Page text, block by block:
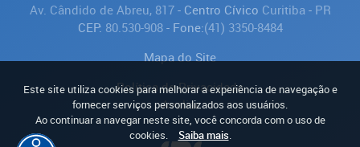
Av. Cândido de Abreu, 817- Centro Cívico Curitiba - PR
CEP: 80.530-908- Fone:(41) 3350-8484
Mapa do Site
Política de Privacidade
Avaliar
Este site utiliza cookies para melhorar a experiência de navegação e
fornecer serviços personalizados aos usuários.
Ao continuar a navegar neste site, você concorda com o uso de
cookies.
Saiba mais.